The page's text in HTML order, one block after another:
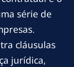
série de
cláusulas
jurídica,